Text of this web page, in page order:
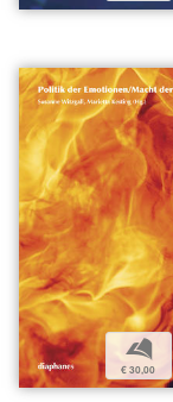
b
€ 30,00